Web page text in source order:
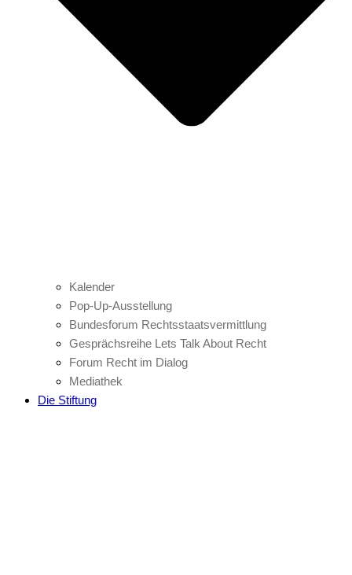
Kalender
Pop-Up-Ausstellung
Bundesforum Rechtsstaatsvermittlung
Gesprächsreihe Lets Talk About Recht
Forum Recht im Dialog
Mediathek
Die Stiftung